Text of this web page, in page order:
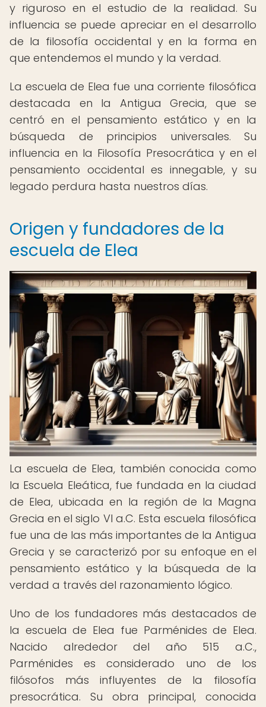
y riguroso en el estudio de la realidad. Su
influencia se puede apreciar en el desarrollo
de la filosofía occidental y en la forma en
que entendemos el mundo y la verdad.
La escuela de Elea fue una corriente filosófica
destacada en la Antigua Grecia, que se
centró en el pensamiento estático y en la
búsqueda de principios universales. Su
influencia en la Filosofía Presocrática y en el
pensamiento occidental es innegable, y su
legado perdura hasta nuestros días.
Origen y fundadores de la
escuela de Elea
La escuela de Elea, también conocida como
la Escuela Eleática, fue fundada en la ciudad
de Elea, ubicada en la región de la Magna
Grecia en el siglo VI a.C. Esta escuela filosófica
fue una de las más importantes de la Antigua
Grecia y se caracterizó por su enfoque en el
pensamiento estático y la búsqueda de la
verdad a través del razonamiento lógico.
Uno de los fundadores más destacados de
la escuela de Elea fue Parménides de Elea.
Nacido alrededor del año 515 a.C.,
Parménides es considerado uno de los
filósofos más influyentes de la filosofía
presocrática. Su obra principal, conocida